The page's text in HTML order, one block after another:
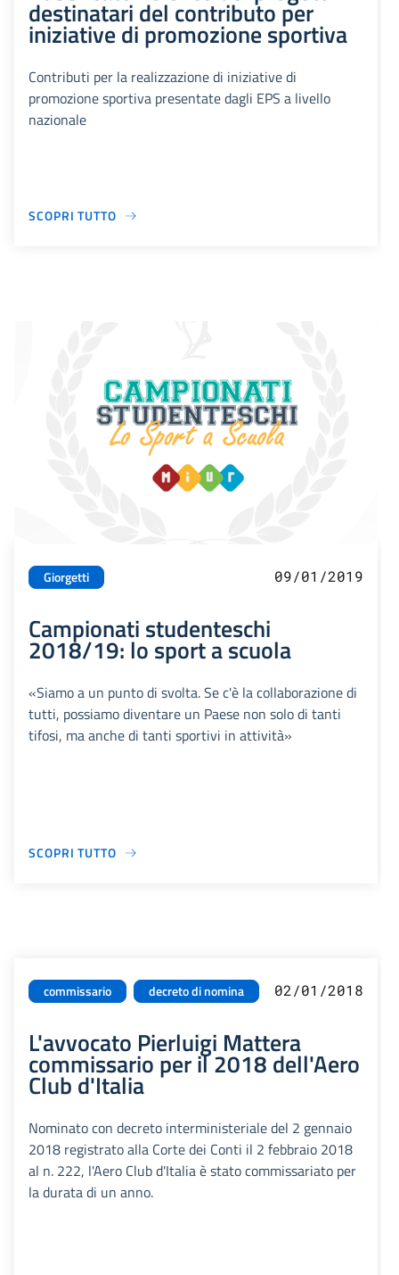
destinatari del contributo per
iniziative di promozione sportiva
Contributi per la realizzazione di iniziative di
promozione sportiva presentate dagli EPS a livello
nazionale
SCOPRI TUTTO
Giorgetti 09/01/2019
Campionati studenteschi
2018/19: lo sport a scuola
«Siamo a un punto di svolta. Se c'è la collaborazione di
tutti, possiamo diventare un Paese non solo di tanti
tifosi, ma anche di tanti sportivi in attività»
SCOPRI TUTTO
commissario decreto di nomina 02/01/2018
L'avvocato Pierluigi Mattera
commissario per il 2018 dell'Aero
Club d'Italia
Nominato con decreto interministeriale del 2 gennaio
2018 registrato alla Corte dei Conti il 2 febbraio 2018
al n. 222, l'Aero Club d'Italia è stato commissariato per
la durata di un anno.